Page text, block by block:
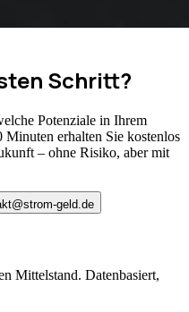
Schritt?
Potenziale in Ihrem
erhalten Sie kostenlos
– ohne Risiko, aber mit
geld.de
Mittelstand. Datenbasiert,